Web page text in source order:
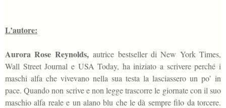
L’autore:
Aurora Rose Reynolds,autrice bestseller di New York Times,
Wall Street Journal e USA Today, ha iniziato a scrivere perché i
maschi alfa che vivevano nella sua testa la lasciassero un po’ in
pace. Quando non scrive e non legge trascorre le giornate con il suo
maschio alfa reale e un alano blu che le dà sempre filo da torcere.